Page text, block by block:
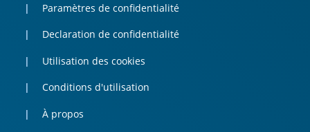
Paramètres de confidentialité
Declaration de confidentialité
Utilisation des cookies
Conditions d'utilisation
À propos